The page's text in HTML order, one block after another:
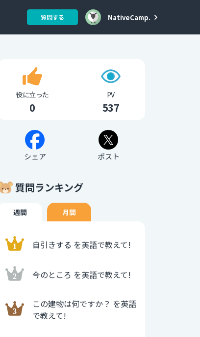
質問する NativeCamp.
役に立った
0
PV
537
シェア ポスト
質問ランキング
週間 月間
自引きする を英語で教えて!
今のところ を英語で教えて!
この建物は何ですか？ を英語
で教えて!